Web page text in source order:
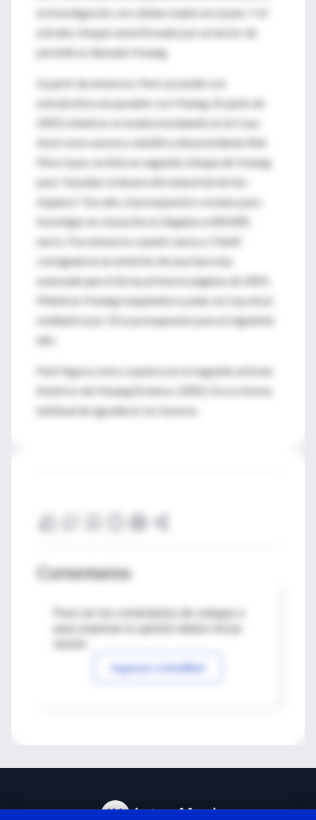
la investigación con células madre en el país. Y el
extraño cheque venía firmado por un lector de
periódicos llamado Hwang.
A partir de entonces, Park ascendió a la
estratosfera en paralelo con Hwang. En junio de
2003, mientras se estaba instalando en la Casa
Azul como asesora científica del presidente Roh
Moo-hyun, recibió un segundo cheque de Hwang
para "estudiar el desarrollo industrial de bio-
órganos". Ese año, el presupuesto coreano para
investigar en clonación no llegaba a 600.000
euros. Fue entonces cuando Lanza y Cibelli
consiguieron un embrión de una fase más
avanzada que el de las primeras páginas de 2001.
Mientras Hwang maquinaba su plan, la Casa Azul
multiplicó por 10 su presupuesto para el siguiente
año.
Park figura como coautora en el segundo artículo
histórico de Hwang (Science, 2005). Era su forma
habitual de agradecer los favores.
Comentarios
Para ver los comentarios de colegas o
Ingresar a IntraMed